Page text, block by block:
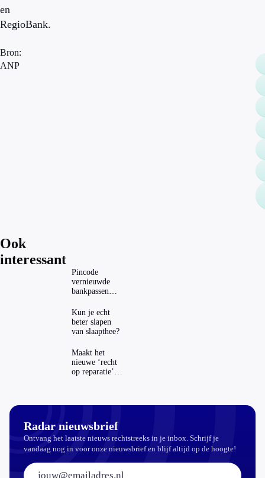
en
RegioBank.
Bron:
ANP
Ook
interessant
Pincode
vernieuwde
bankpassen
ING-app: is dat
wel veilig?
Kun je echt
beter slapen
van slaapthee?
Maakt het
nieuwe ‘recht
op reparatie’
Radar nieuwsbrief
Ontvang het laatste nieuws rechtstreeks in je inbox. Schrijf je
vandaag nog in voor onze nieuwsbrief en blijf altijd op de hoogte!
E-mailadres: